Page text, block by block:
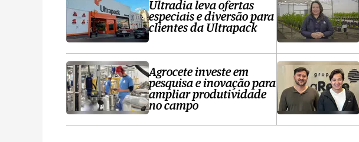
Ultradia leva ofertas
especiais e diversão para
clientes da Ultrapack
Agrocete investe em
pesquisa e inovação para
ampliar produtividade
no campo